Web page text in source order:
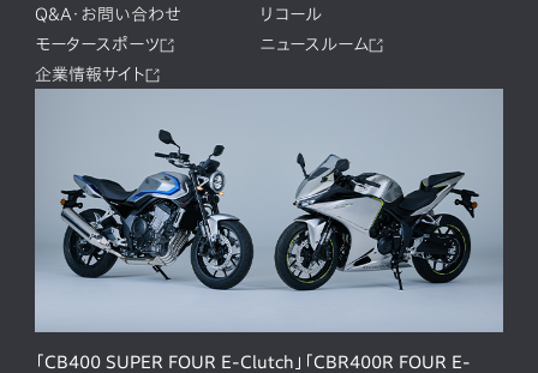
Q&A・お問い合わせ
リコール
モータースポーツ
ニュースルーム
企業情報サイト
「CB400 SUPER FOUR E-Clutch」「CBR400R FOUR E-